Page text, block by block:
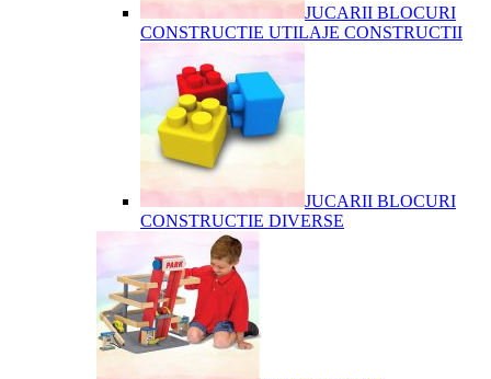
JUCARII BLOCURI
CONSTRUCTIE UTILAJE CONSTRUCTII
JUCARII BLOCURI
CONSTRUCTIE DIVERSE